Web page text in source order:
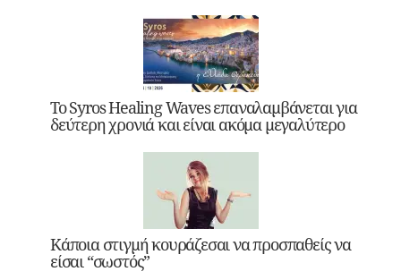
Το Syros Healing Waves επαναλαμβάνεται για
δεύτερη χρονιά και είναι ακόμα μεγαλύτερο
Κάποια στιγμή κουράζεσαι να προσπαθείς να
είσαι “σωστός”